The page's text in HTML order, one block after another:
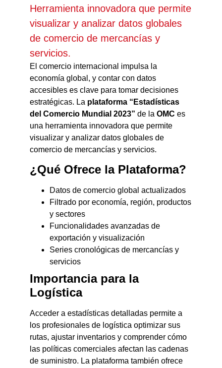
Herramienta innovadora que permite
visualizar y analizar datos globales
de comercio de mercancías y
servicios.
El comercio internacional impulsa la
economía global, y contar con datos
accesibles es clave para tomar decisiones
estratégicas. La plataforma “Estadísticas
del Comercio Mundial 2023” de la OMC es
una herramienta innovadora que permite
visualizar y analizar datos globales de
comercio de mercancías y servicios.
¿Qué Ofrece la Plataforma?
Datos de comercio global actualizados
Filtrado por economía, región, productos
y sectores
Funcionalidades avanzadas de
exportación y visualización
Series cronológicas de mercancías y
servicios
Importancia para la
Logística
Acceder a estadísticas detalladas permite a
los profesionales de logística optimizar sus
rutas, ajustar inventarios y comprender cómo
las políticas comerciales afectan las cadenas
de suministro. La plataforma también ofrece